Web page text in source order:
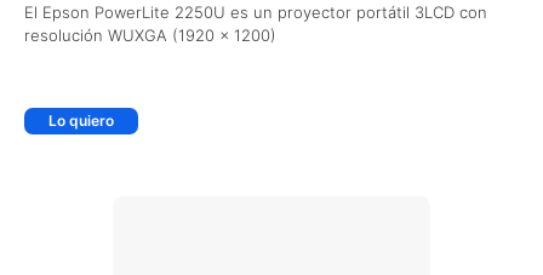
El Epson PowerLite 2250U es un proyector portátil 3LCD con
resolución WUXGA (1920 x 1200)
Lo quiero